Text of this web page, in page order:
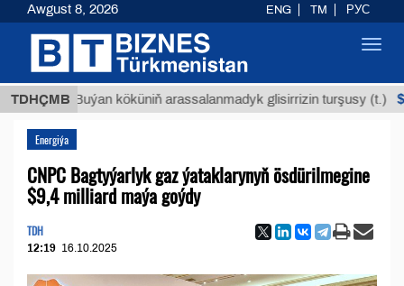
TDHÇMB
Buýan köküniň arassalanmadyk glisirrizin turşusy (t.)
Energiýa
CNPC Bagtyýarlyk gaz ýataklarynyň ösdürilmegine
$9,4 milliard maýa goýdy
TDH
12:19 16.10.2025
Awgust 8, 2026 ENG TM РУС